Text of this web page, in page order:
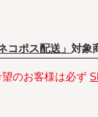
コポス配送」対象
のお客様は必ず